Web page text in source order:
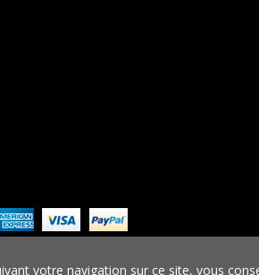
votre navigation sur ce site, vous